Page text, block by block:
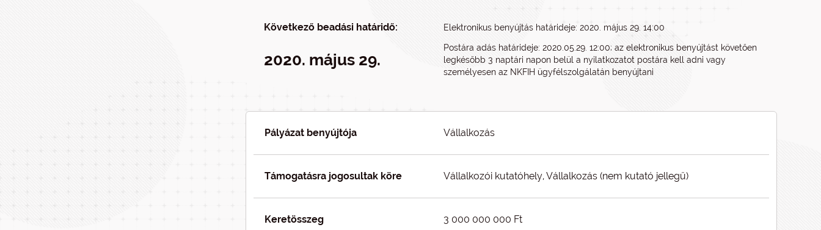
Következő beadási határidő: Elektronikus benyújtás határideje: 2020. május 29. 14:00
2020. május 29.
Postára adás határideje: 2020.05.29. 12:00; az elektronikus benyújtást követően
legkésőbb 3 naptári napon belül a nyilatkozatot postára kell adni vagy
személyesen az NKFIH ügyfélszolgálatán benyújtani
Pályázat benyújtója Vállalkozás
Támogatásra jogosultak köre Vállalkozói kutatóhely, Vállalkozás (nem kutató jellegű)
Keretösszeg 3 000 000 000 Ft